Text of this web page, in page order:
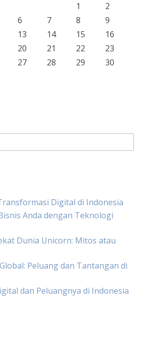
1
2
6 7 8
9
13 14 15
16
20 21 22
23
27 28 29
30
Digital di Indonesia
Anda dengan Teknologi
Dunia Unicorn: Mitos atau
Peluang dan Tantangan di
dan Peluangnya di Indonesia